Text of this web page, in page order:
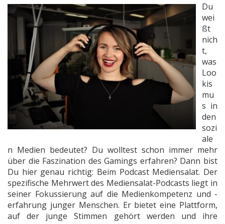
Du
wei
ßt
nich
t,
was
Loo
kis
mu
s in
den
sozi
ale
n Medien bedeutet? Du wolltest schon immer mehr
über die Faszination des Gamings erfahren? Dann bist
Du hier genau richtig: Beim Podcast Mediensalat. Der
spezifische Mehrwert des Mediensalat-Podcasts liegt in
seiner Fokussierung auf die Medienkompetenz und -
erfahrung junger Menschen. Er bietet eine Plattform,
auf der junge Stimmen gehört werden und ihre